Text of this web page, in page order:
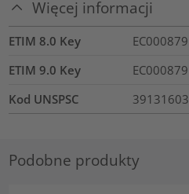
Więcej informacji
ETIM 8.0 Key
EC000879
ETIM 9.0 Key
EC000879
Kod UNSPSC
39131603
Podobne produkty